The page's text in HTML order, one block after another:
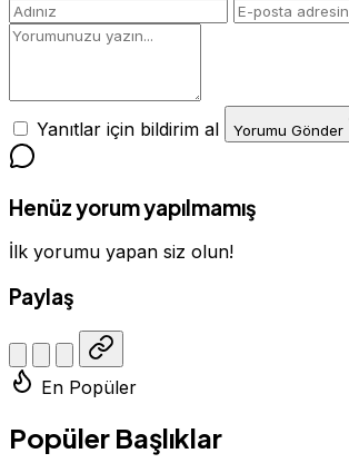
Yanıtlar için bildirim al Yorumu Gönder
Henüz yorum yapılmamış
İlk yorumu yapan siz olun!
Paylaş
En Popüler
Popüler Başlıklar